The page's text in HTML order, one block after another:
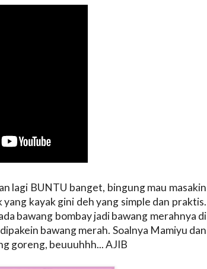
lagi BUNTU banget, bingung mau masakin
kayak gini deh yang simple dan praktis.
bawang bombay jadi bawang merahnya di
bawang merah. Soalnya Mamiyu dan
goreng, beuuuhhh... AJIB